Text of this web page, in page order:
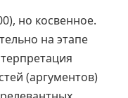
но косвенное.
на этапе
(аргументов)